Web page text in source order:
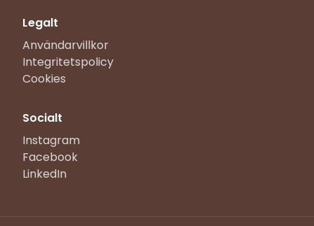
Legalt
Användarvillkor
Integritetspolicy
Cookies
Socialt
Instagram
Facebook
LinkedIn